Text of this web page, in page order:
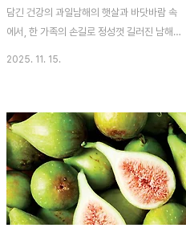
담긴 건강의 과일남해의 햇살과 바닷바람 속
에서, 한 가족의 손길로 정성껏 길러진 남해
력을 동시에 선사합니다. 남해 유기농 농장은
맑은 공기와 바닷바람이 스치는 언덕에서 유
자를 정성껏 길러냅니다.바다에서 불어오는
해풍이 잎과 열매에 스며들고, 흙 속 미네랄
이 나무와 과일에 녹아들며 향과 영양이 풍부
한 유자가 자라죠.농약과 화학비료 없이 자연
2025. 11. 15.